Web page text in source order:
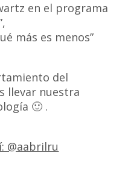
en el programa
más es menos”
del
llevar nuestra
🙂 .
@aabrilru